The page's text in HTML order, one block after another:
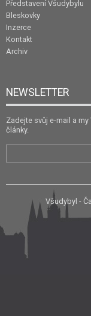
Představení Všudybylu
Bleskovky
Inzerce
Kontakt
Archiv
NEWSLETTER
Zadejte svůj e-mail a
články.
Všudybyl -